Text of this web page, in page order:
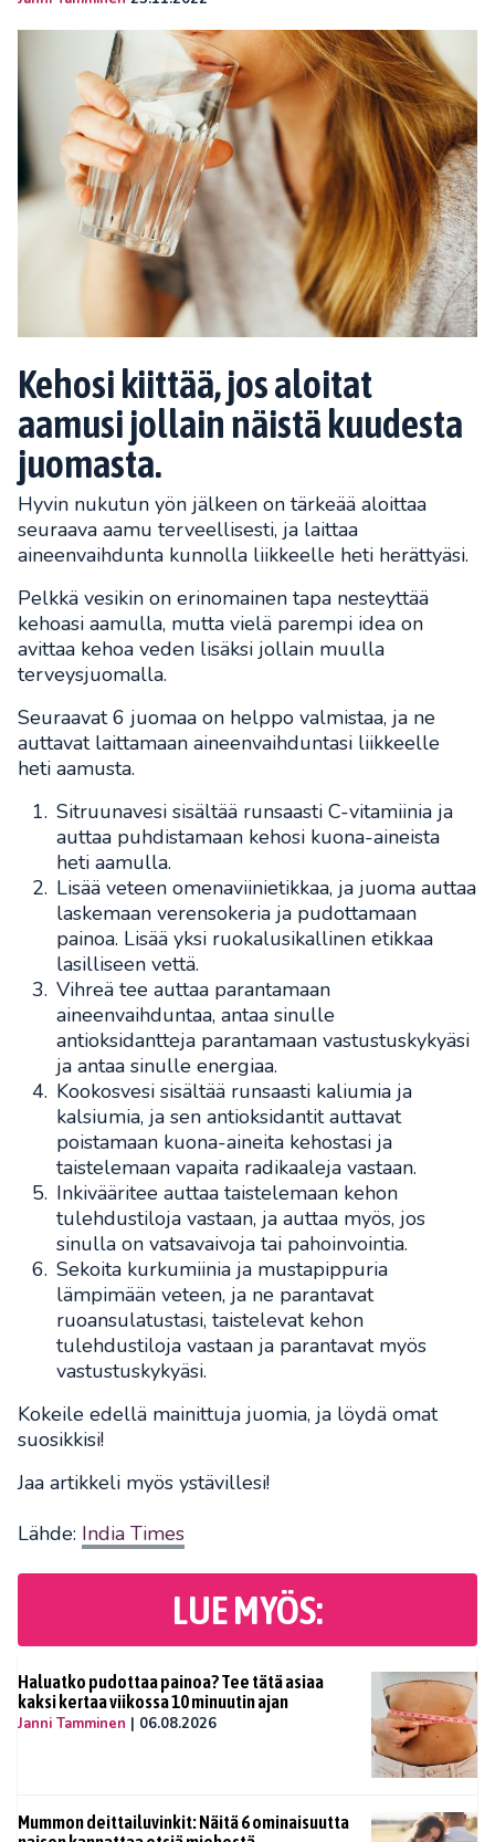
Kehosi kiittää, jos aloitat
aamusi jollain näistä kuudesta
juomasta.
Hyvin nukutun yön jälkeen on tärkeää aloittaa
seuraava aamu terveellisesti, ja laittaa
aineenvaihdunta kunnolla liikkeelle heti herättyäsi.
Pelkkä vesikin on erinomainen tapa nesteyttää
kehoasi aamulla, mutta vielä parempi idea on
avittaa kehoa veden lisäksi jollain muulla
terveysjuomalla.
Seuraavat 6 juomaa on helppo valmistaa, ja ne
auttavat laittamaan aineenvaihduntasi liikkeelle
heti aamusta.
Sitruunavesi sisältää runsaasti C-vitamiinia ja
auttaa puhdistamaan kehosi kuona-aineista
heti aamulla.
Lisää veteen omenaviinietikkaa, ja juoma auttaa
laskemaan verensokeria ja pudottamaan
painoa. Lisää yksi ruokalusikallinen etikkaa
lasilliseen vettä.
Vihreä tee auttaa parantamaan
aineenvaihduntaa, antaa sinulle
antioksidantteja parantamaan vastustuskykyäsi
ja antaa sinulle energiaa.
Kookosvesi sisältää runsaasti kaliumia ja
kalsiumia, ja sen antioksidantit auttavat
poistamaan kuona-aineita kehostasi ja
taistelemaan vapaita radikaaleja vastaan.
Inkivääritee auttaa taistelemaan kehon
tulehdustiloja vastaan, ja auttaa myös, jos
sinulla on vatsavaivoja tai pahoinvointia.
Sekoita kurkumiinia ja mustapippuria
lämpimään veteen, ja ne parantavat
ruoansulatustasi, taistelevat kehon
tulehdustiloja vastaan ja parantavat myös
vastustuskykyäsi.
Kokeile edellä mainittuja juomia, ja löydä omat
suosikkisi!
Jaa artikkeli myös ystävillesi!
Lähde: India Times
LUE MYÖS:
Haluatko pudottaa painoa? Tee tätä asiaa
kaksi kertaa viikossa 10 minuutin ajan
Janni Tamminen | 06.08.2026
Mummon deittailuvinkit: Näitä 6 ominaisuutta